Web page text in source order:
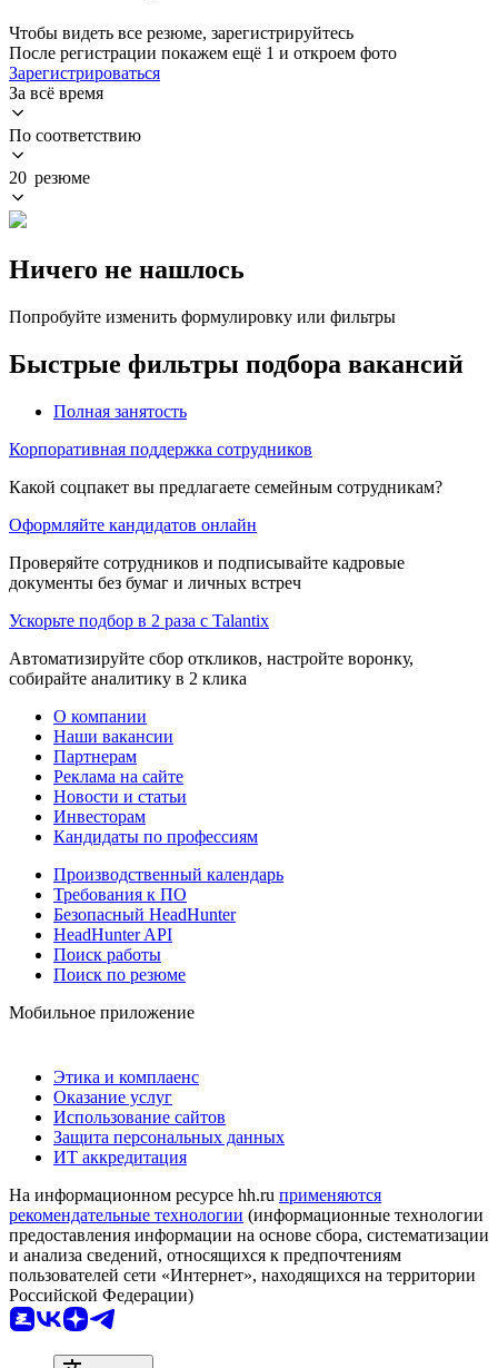
Чтобы видеть все резюме, зарегистрируйтесь
После регистрации покажем ещё 1 и откроем фото
Зарегистрироваться
За всё время
По соответствию
20 резюме
Ничего не нашлось
Попробуйте изменить формулировку или фильтры
Быстрые фильтры подбора вакансий
Полная занятость
Корпоративная поддержка сотрудников
Какой соцпакет вы предлагаете семейным сотрудникам?
Оформляйте кандидатов онлайн
Проверяйте сотрудников и подписывайте кадровые
документы без бумаг и личных встреч
Ускорьте подбор в 2 раза с Talantix
Автоматизируйте сбор откликов, настройте воронку,
собирайте аналитику в 2 клика
О компании
Наши вакансии
Партнерам
Реклама на сайте
Новости и статьи
Инвесторам
Кандидаты по профессиям
Производственный календарь
Требования к ПО
Безопасный HeadHunter
HeadHunter API
Поиск работы
Поиск по резюме
Мобильное приложение
Этика и комплаенс
Оказание услуг
Использование сайтов
Защита персональных данных
ИТ аккредитация
На информационном ресурсе hh.ru применяются
рекомендательные технологии (информационные технологии
предоставления информации на основе сбора, систематизации
и анализа сведений, относящихся к предпочтениям
пользователей сети «Интернет», находящихся на территории
Российской Федерации)